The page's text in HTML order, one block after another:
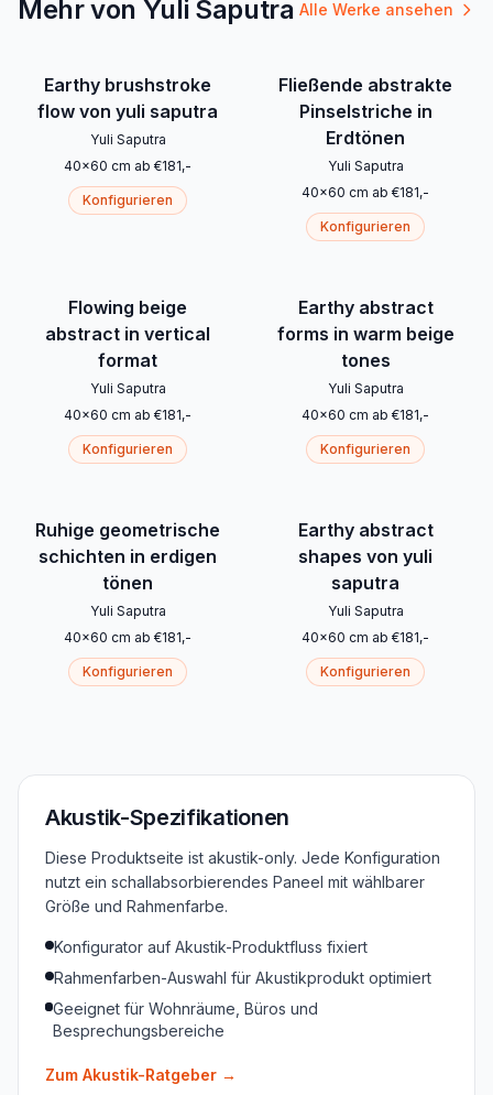
Mehr von Yuli Saputra Alle Werke ansehen
Earthy brushstroke
flow von yuli saputra
Yuli Saputra
40x60 cm ab €181,-
Konfigurieren
Fließende abstrakte
Pinselstriche in
Erdtönen
Yuli Saputra
40x60 cm ab €181,-
Konfigurieren
Flowing beige
abstract in vertical
format
Yuli Saputra
40x60 cm ab €181,-
Konfigurieren
Earthy abstract
forms in warm beige
tones
Yuli Saputra
40x60 cm ab €181,-
Konfigurieren
Ruhige geometrische
schichten in erdigen
tönen
Yuli Saputra
40x60 cm ab €181,-
Konfigurieren
Earthy abstract
shapes von yuli
saputra
Yuli Saputra
40x60 cm ab €181,-
Konfigurieren
Akustik-Spezifikationen
Diese Produktseite ist akustik-only. Jede Konfiguration
nutzt ein schallabsorbierendes Paneel mit wählbarer
Größe und Rahmenfarbe.
Konfigurator auf Akustik-Produktfluss fixiert
Rahmenfarben-Auswahl für Akustikprodukt optimiert
Geeignet für Wohnräume, Büros und
Besprechungsbereiche
Zum Akustik-Ratgeber →